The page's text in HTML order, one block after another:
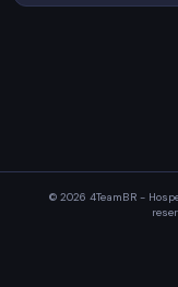
© 2026 4TeamBR -